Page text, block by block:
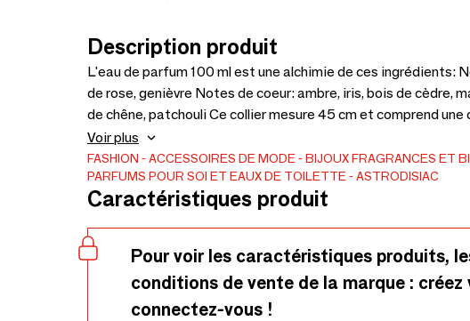
Description produit
L'eau de parfum 100 ml est une alchimie de ces ingrédients: Notes de tête: citron, clou de girofle, baies
de rose, genièvre Notes de coeur: ambre, iris, bois de cèdre,
de chêne, patchouli Ce collier mesure 45 cm et comprend une chaîne ajustable qui permet une
extension du collier de 5 cm. La chaîne est en plaqué or et le
Voir plus
FASHION ACCESSOIRES DE MODE BIJOUXFRAGRANCES ET
PARFUMS POUR SOI ET EAUX DE TOILETTE
ASTRODISIAC
Caractéristiques produit
Pour voir les caractéristiques produits,
conditions de vente de la marque : créez
connectez-vous !